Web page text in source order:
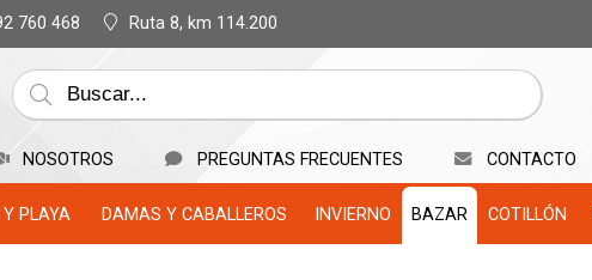
760 468 Ruta 8, km 114.200
NOSOTROS PREGUNTAS FRECUENTES CONTACTO
PLAYA DAMAS Y CABALLEROS INVIERNO BAZAR COTILLÓN